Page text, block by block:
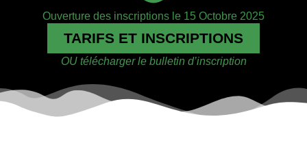
Ouverture des inscriptions le 15 Octobre 2025
TARIFS ET INSCRIPTIONS
OU télécharger le bulletin d’inscription